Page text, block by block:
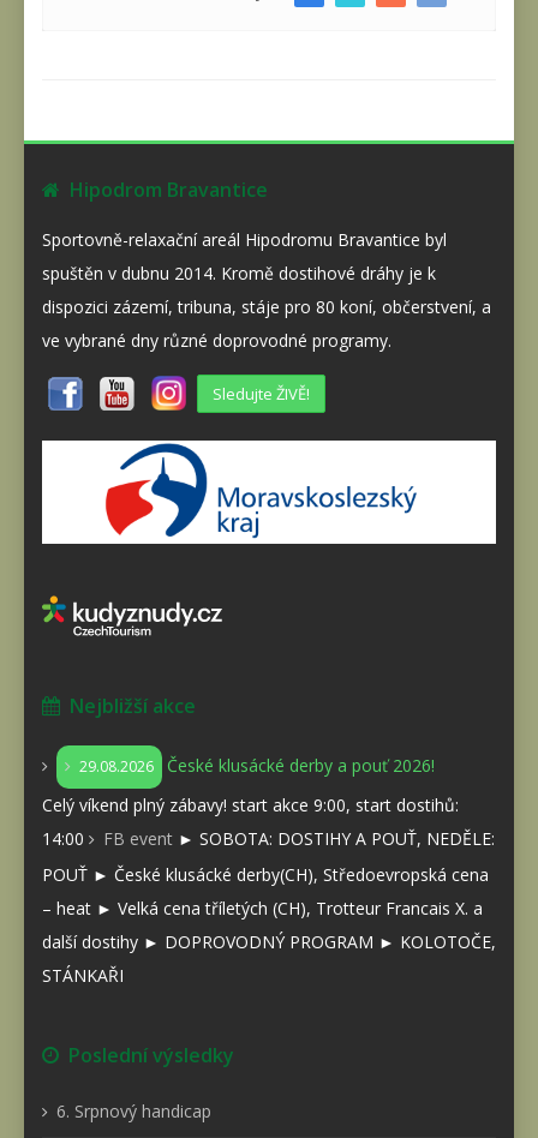
Hipodrom Bravantice
Sportovně-relaxační areál Hipodromu Bravantice byl
spuštěn v dubnu 2014. Kromě dostihové dráhy je k
dispozici zázemí, tribuna, stáje pro 80 koní, občerstvení, a
ve vybrané dny různé doprovodné programy.
Sledujte ŽIVĚ!
Nejbližší akce
29.08.2026
České klusácké derby a pouť 2026!
Celý víkend plný zábavy! start akce 9:00, start dostihů:
14:00
FB event ► SOBOTA: DOSTIHY A POUŤ, NEDĚLE:
POUŤ ► České klusácké derby(CH), Středoevropská cena
– heat ► Velká cena tříletých (CH), Trotteur Francais X. a
další dostihy ► DOPROVODNÝ PROGRAM ► KOLOTOČE,
STÁNKAŘI
Poslední výsledky
6. Srpnový handicap